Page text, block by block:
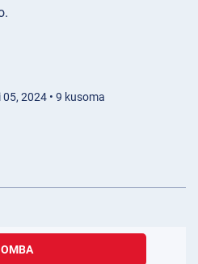
2024 • 9 kusoma
OMBA